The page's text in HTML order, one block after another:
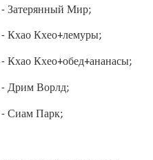
- Затерянный Мир;
- Кхао Кхео+лемуры;
- Кхао Кхео+обед+ананасы;
- Дрим Ворлд;
- Сиам Парк;